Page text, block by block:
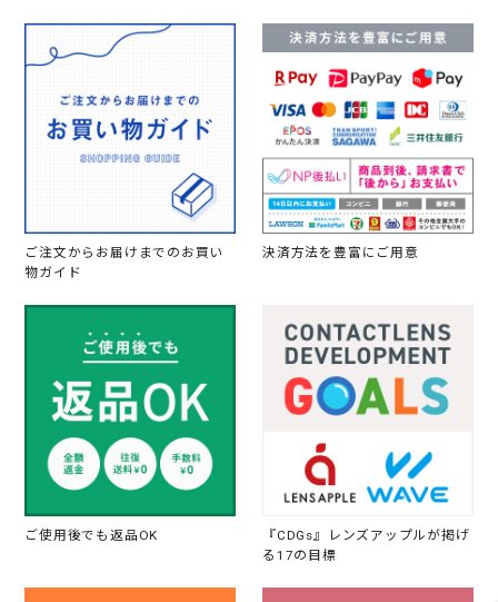
ご注文からお届けまでのお買い
物ガイド
決済方法を豊富にご用意
ご使用後でも返品OK
『CDGs』レンズアップルが掲げ
る17の目標